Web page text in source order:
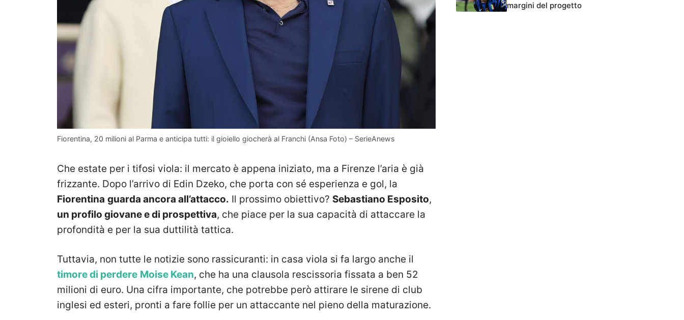
Fiorentina, 20 milioni al Parma e anticipa tutti: il gioiello giocherà al Franchi (Ansa Foto) – SerieAnews
Che estate per i tifosi viola: il mercato è appena iniziato, ma a Firenze l’aria è già
frizzante. Dopo l’arrivo di Edin Dzeko, che porta con sé esperienza e gol, la
Fiorentina guarda ancora all’attacco. Il prossimo obiettivo? Sebastiano Esposito,
un profilo giovane e di prospettiva, che piace per la sua capacità di attaccare la
profondità e per la sua duttilità tattica.
Tuttavia, non tutte le notizie sono rassicuranti: in casa viola si fa largo anche il
timore di perdere Moise Kean, che ha una clausola rescissoria fissata a ben 52
milioni di euro. Una cifra importante, che potrebbe però attirare le sirene di club
inglesi ed esteri, pronti a fare follie per un attaccante nel pieno della maturazione.
margini del progetto